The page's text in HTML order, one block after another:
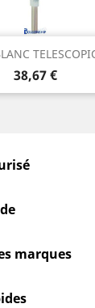
Prix
38,67 €
marques